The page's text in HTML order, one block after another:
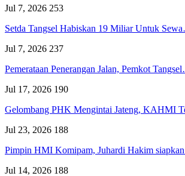
Jul 7, 2026 253
Setda Tangsel Habiskan 19 Miliar Untuk
Jul 7, 2026 237
Pemerataan Penerangan Jalan, Pemkot
Jul 17, 2026 190
Gelombang PHK Mengintai Jateng, KAHMI
Jul 23, 2026 188
Pimpin HMI Komipam, Juhardi Hakim
Jul 14, 2026 188